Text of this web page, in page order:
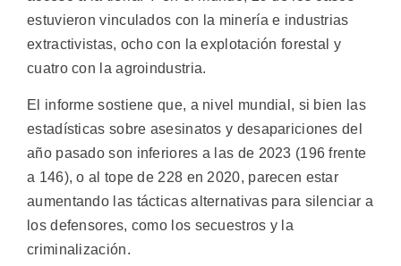
estuvieron vinculados con la minería e industrias
extractivistas, ocho con la explotación forestal y
cuatro con la agroindustria.
El informe sostiene que, a nivel mundial, si bien las
estadísticas sobre asesinatos y desapariciones del
año pasado son inferiores a las de 2023 (196 frente
a 146), o al tope de 228 en 2020, parecen estar
aumentando las tácticas alternativas para silenciar a
los defensores, como los secuestros y la
criminalización.